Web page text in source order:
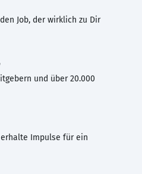
Job, der wirklich zu Dir
und über 20.000
Impulse für ein